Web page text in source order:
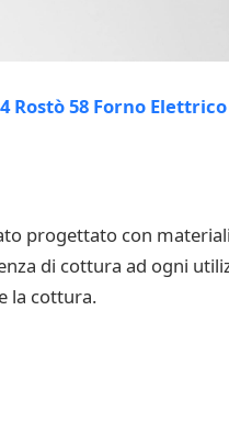
progettato con
di cottura ad ogni
la cottura.